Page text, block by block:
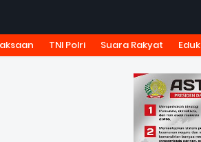
REDAKSI TARIF IKLAN
TNI Polri Suara Rakyat